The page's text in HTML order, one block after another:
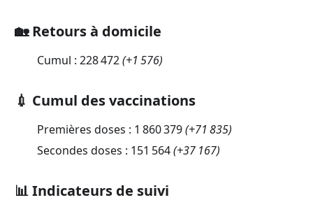
🏡 Retours à domicile
Cumul : 228 472(+1 576)
💉 Cumul des vaccinations
Premières doses : 1 860 379(+71 835)
Secondes doses : 151 564(+37 167)
📊 Indicateurs de suivi